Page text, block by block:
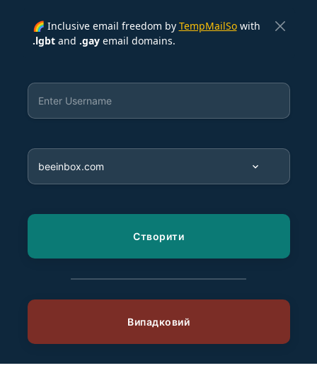
🌈 Inclusive email freedom by TempMailSowith
.lgbtand .gayemail domains.